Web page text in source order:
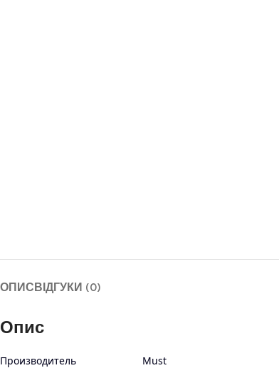
ОПИСВІДГУКИ (0)
Опис
Производитель
Must